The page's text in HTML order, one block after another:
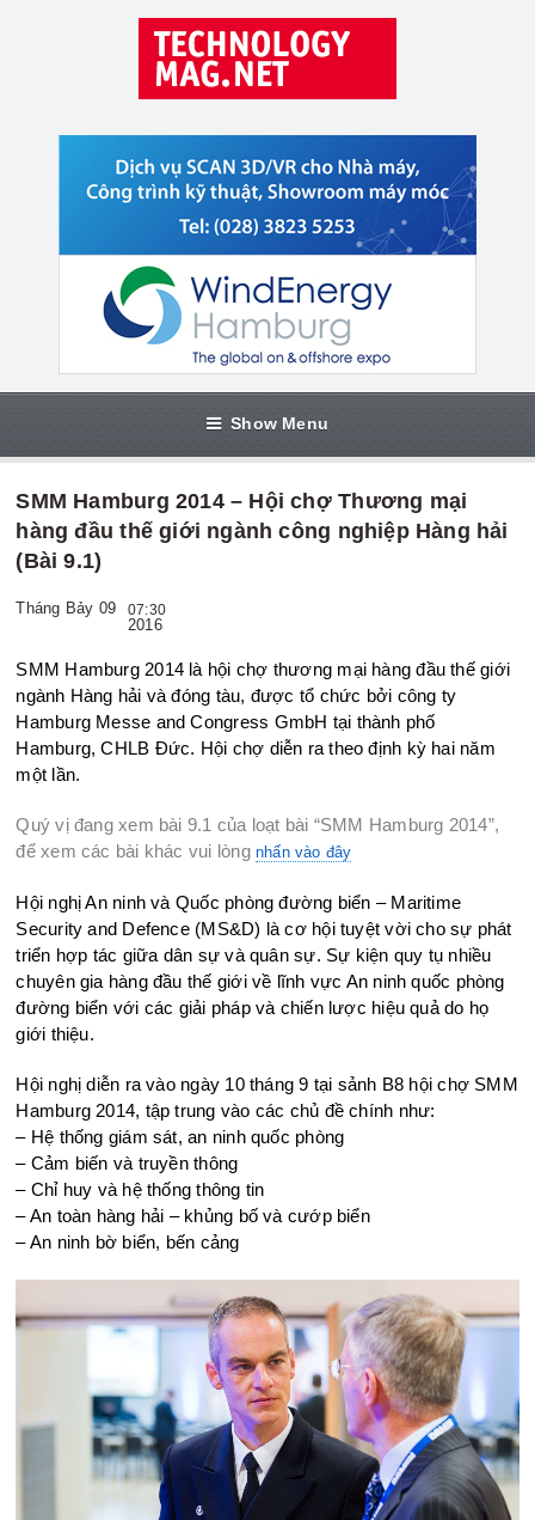
Show Menu
SMM Hamburg 2014 – Hội chợ Thương mại
hàng đầu thế giới ngành công nghiệp Hàng hải
(Bài 9.1)
Tháng Bảy 09 07:30
2016
SMM Hamburg 2014 là hội chợ thương mại hàng đầu thế giới
ngành Hàng hải và đóng tàu, được tổ chức bởi công ty
Hamburg Messe and Congress GmbH tại thành phố
Hamburg, CHLB Đức. Hội chợ diễn ra theo định kỳ hai năm
một lần.
Quý vị đang xem bài 9.1 của loạt bài “SMM Hamburg 2014”,
để xem các bài khác vui lòng nhấn vào đây
Hội nghị An ninh và Quốc phòng đường biển – Maritime
Security and Defence (MS&D) là cơ hội tuyệt vời cho sự phát
triển hợp tác giữa dân sự và quân sự. Sự kiện quy tụ nhiều
chuyên gia hàng đầu thế giới về lĩnh vực An ninh quốc phòng
đường biển với các giải pháp và chiến lược hiệu quả do họ
giới thiệu.
Hội nghị diễn ra vào ngày 10 tháng 9 tại sảnh B8 hội chợ SMM
Hamburg 2014, tập trung vào các chủ đề chính như:
– Hệ thống giám sát, an ninh quốc phòng
– Cảm biến và truyền thông
– Chỉ huy và hệ thống thông tin
– An toàn hàng hải – khủng bố và cướp biển
– An ninh bờ biển, bến cảng